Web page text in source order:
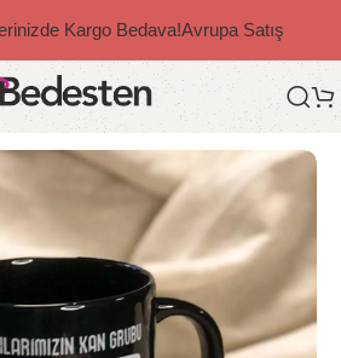
Kargo Bedava!Avrupa Satış
/ Kupa Bardak